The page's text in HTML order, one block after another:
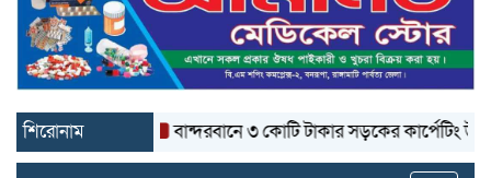
শিরোনাম বান্দরবানে ৩ কোটি টাকার সড়কের কার্পেটিং উঠে যাচ্ছে